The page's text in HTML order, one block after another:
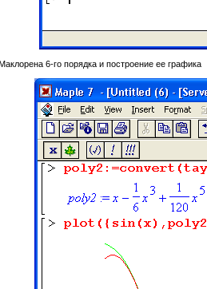
6-го порядка и построение ее графика